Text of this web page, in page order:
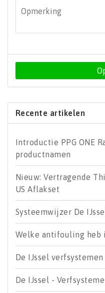
Recente artikelen
Introductie PPG ONE
productnamen
Nieuw: Vertragende
US Aflakset
Systeemwijzer De
Welke antifouling heb
De IJssel
De IJssel -